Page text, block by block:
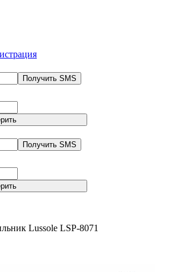
Получить SMS
Получить SMS
Lussole LSP-8071